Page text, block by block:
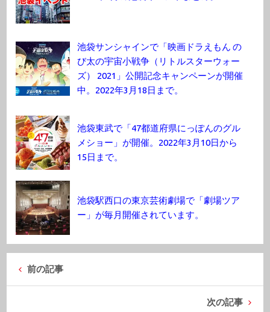
池袋サンシャインで「映画ドラえもん の
び太の宇宙小戦争（リトルスターウォー
ズ） 2021」公開記念キャンペーンが開催
中。2022年3月18日まで。
池袋東武で「47都道府県にっぽんのグル
メショー」が開催。2022年3月10日から
15日まで。
池袋駅西口の東京芸術劇場で「劇場ツア
ー」が毎月開催されています。
前の記事
次の記事